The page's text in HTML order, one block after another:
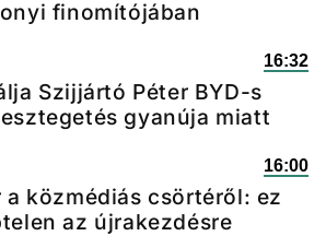
finomítójában
16:32
Szijjártó Péter BYD-s
gyanúja miatt
16:00
a közmédiás csörtéről: ez
az újrakezdésre